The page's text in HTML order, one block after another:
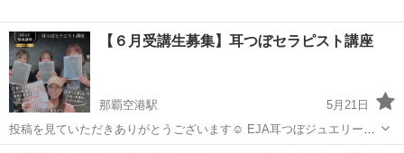
【６月受講生募集】耳つぼセラピスト講座
那覇空港駅
5月21日
投稿を見ていただきありがとうございます☺️ EJA耳つぼジュエリー協
会認定講師、 mari's美健耳つぼ代表の Marie★と申します！ 沖縄を拠